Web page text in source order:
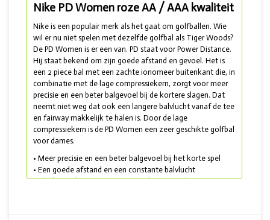
Nike PD Women roze AA / AAA kwaliteit
Nike is een populair merk als het gaat om golfballen. Wie
wil er nu niet spelen met dezelfde golfbal als Tiger Woods?
De PD Women is er een van. PD staat voor Power Distance.
Hij staat bekend om zijn goede afstand en gevoel. Het is
een 2 piece bal met een zachte ionomeer buitenkant die, in
combinatie met de lage compressiekern, zorgt voor meer
precisie en een beter balgevoel bij de kortere slagen. Dat
neemt niet weg dat ook een langere balvlucht vanaf de tee
en fairway makkelijk te halen is. Door de lage
compressiekern is de PD Women een zeer geschikte golfbal
voor dames.
• Meer precisie en een beter balgevoel bij het korte spel
• Een goede afstand en een constante balvlucht
• Ideale combinatie tussen afstand en controle